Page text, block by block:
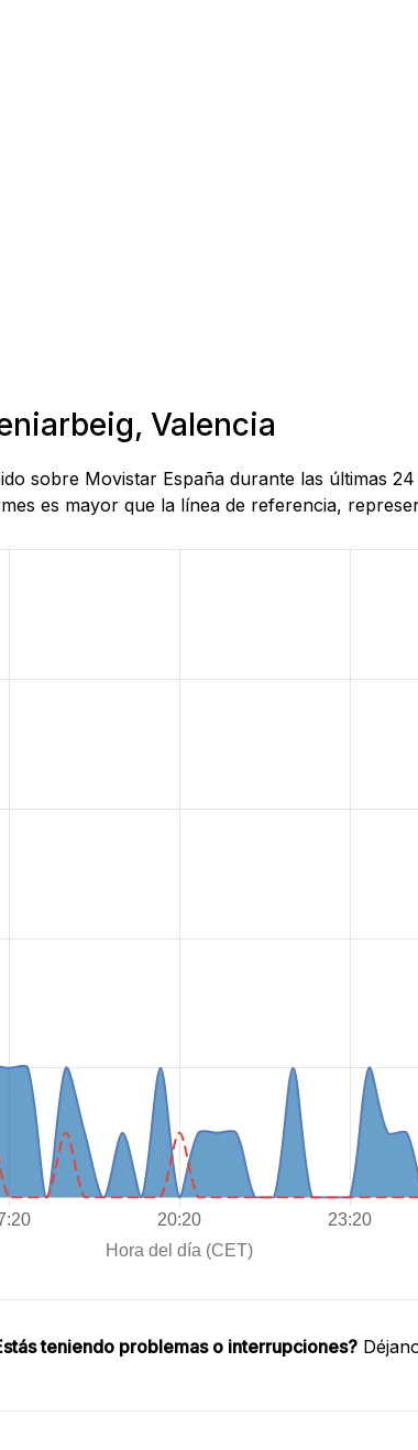
Valencia
sobre Movistar España durante las últimas
es mayor que la línea de referencia,
teniendo problemas o interrupciones?